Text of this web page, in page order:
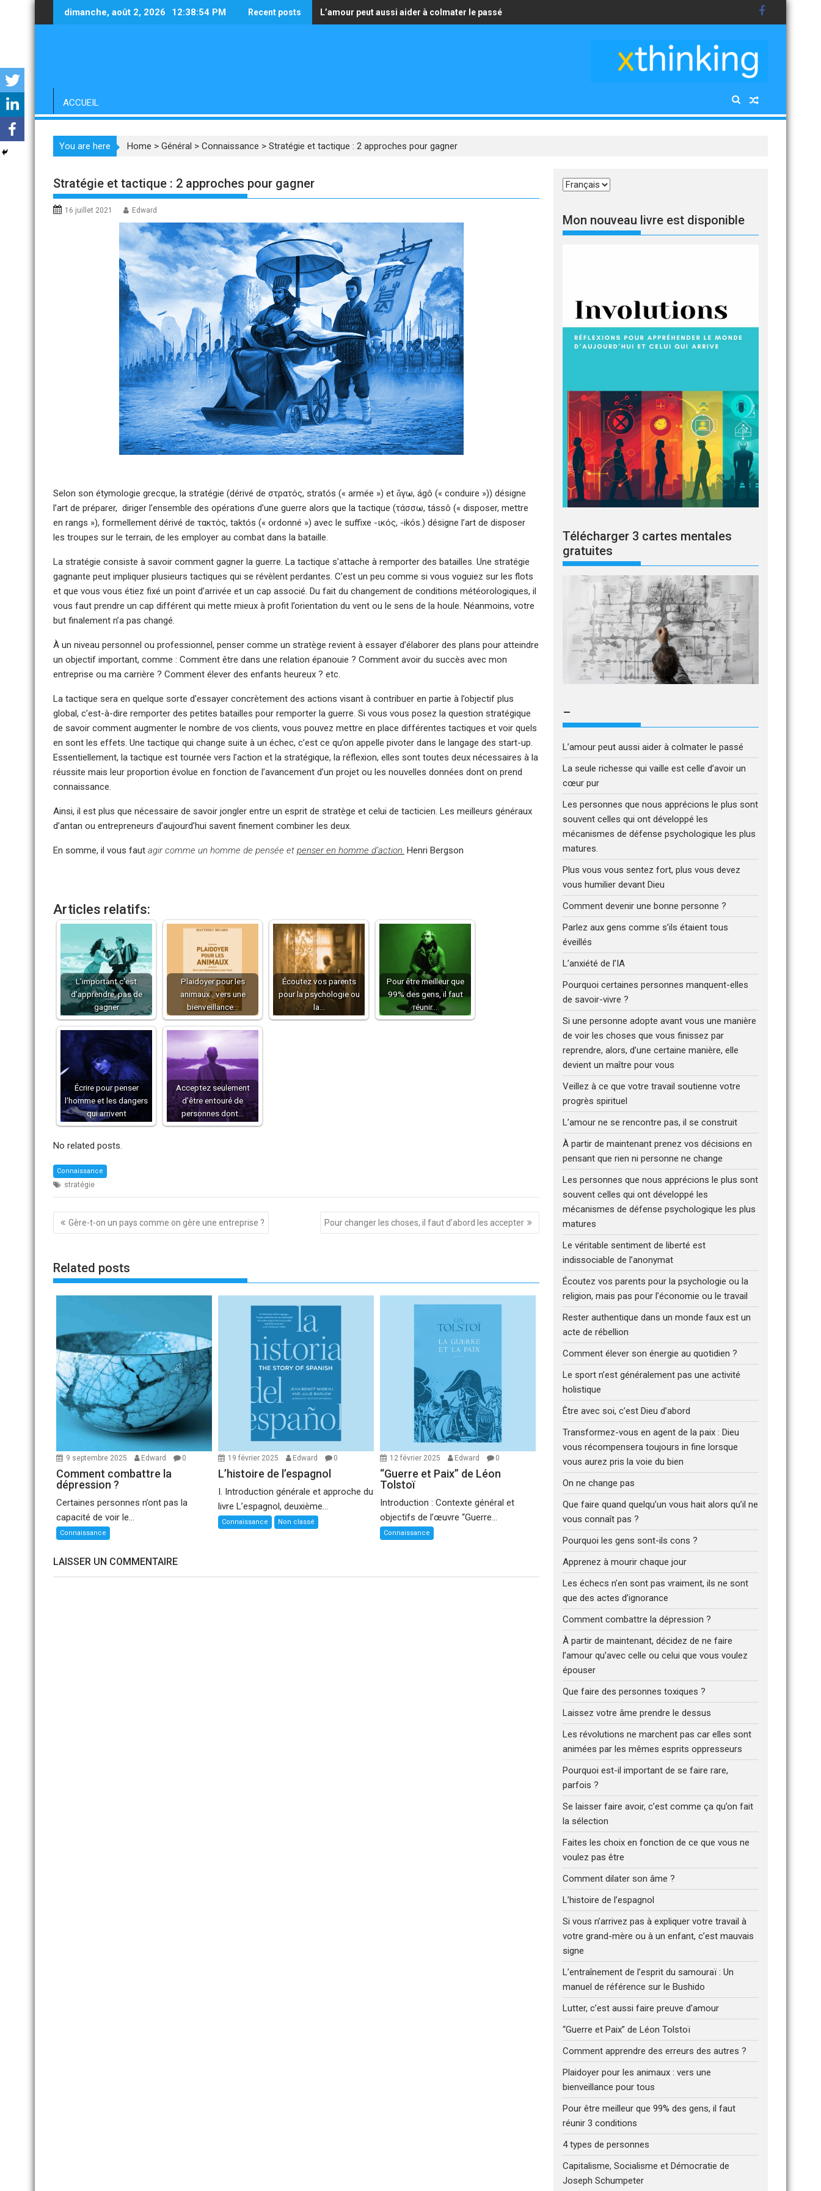
dimanche, août 2, 2026 12:38:55 PM Recent posts L’amour peut aussi aider à colmater le passé
La seule richesse qui vaille est celle d’avoir un cœur pur
ACCUEIL
You are here Home > Général > Connaissance > Stratégie et tactique : 2 approches pour gagner
Stratégie et tactique : 2 approches pour gagner
16 juillet 2021 Edward
Selon son étymologie grecque, la stratégie (dérivé de στρατός, stratós (« armée ») et ἄγω, ágô (« conduire »)) désigne
l’art de préparer, diriger l’ensemble des opérations d’une guerre alors que la tactique (τάσσω, tássô (« disposer, mettre
en rangs »), formellement dérivé de τακτός, taktós (« ordonné ») avec le suffixe -ικός, -ikós.) désigne l’art de disposer
les troupes sur le terrain, de les employer au combat dans la bataille.
La stratégie consiste à savoir comment gagner la guerre. La tactique s’attache à remporter des batailles. Une stratégie
gagnante peut impliquer plusieurs tactiques qui se révèlent perdantes. C’est un peu comme si vous voguiez sur les flots
et que vous vous étiez fixé un point d’arrivée et un cap associé. Du fait du changement de conditions météorologiques, il
vous faut prendre un cap différent qui mette mieux à profit l’orientation du vent ou le sens de la houle. Néanmoins, votre
but finalement n’a pas changé.
À un niveau personnel ou professionnel, penser comme un stratège revient à essayer d’élaborer des plans pour atteindre
un objectif important, comme : Comment être dans une relation épanouie ? Comment avoir du succès avec mon
entreprise ou ma carrière ? Comment élever des enfants heureux ? etc.
La tactique sera en quelque sorte d’essayer concrètement des actions visant à contribuer en partie à l’objectif plus
global, c’est-à-dire remporter des petites batailles pour remporter la guerre. Si vous vous posez la question stratégique
de savoir comment augmenter le nombre de vos clients, vous pouvez mettre en place différentes tactiques et voir quels
en sont les effets. Une tactique qui change suite à un échec, c’est ce qu’on appelle pivoter dans le langage des start-up.
Essentiellement, la tactique est tournée vers l’action et la stratégique, la réflexion, elles sont toutes deux nécessaires à la
réussite mais leur proportion évolue en fonction de l’avancement d’un projet ou les nouvelles données dont on prend
connaissance.
Ainsi, il est plus que nécessaire de savoir jongler entre un esprit de stratège et celui de tacticien. Les meilleurs généraux
d’antan ou entrepreneurs d’aujourd’hui savent finement combiner les deux.
En somme, il vous faut agir comme un homme de pensée et penser en homme d’action. Henri Bergson
Articles relatifs:
L'important c'est
d'apprendre, pas de
gagner
Plaidoyer pour les
animaux : vers une
bienveillance…
Écoutez vos parents
pour la psychologie ou
la…
Pour être meilleur que
99% des gens, il faut
réunir…
Écrire pour penser
l'homme et les dangers
qui arrivent
Acceptez seulement
d’être entouré de
personnes dont…
No related posts.
Connaissance
stratégie
Navigation
de
Gère-t-on un pays comme on gère une entreprise ? Pour changer les choses, il faut d’abord les accepter
Related posts
9 septembre 2025 Edward 0
Comment combattre la
dépression ?
Certaines personnes n’ont pas la
capacité de voir le...
Connaissance
19 février 2025 Edward 0
L’histoire de l’espagnol
I. Introduction générale et approche du
livre L’espagnol, deuxième...
Connaissance Non classé
12 février 2025 Edward 0
“Guerre et Paix” de Léon
Tolstoï
Introduction : Contexte général et
objectifs de l’œuvre “Guerre...
Connaissance
LAISSER UN COMMENTAIRE
Choisir
langue
Mon nouveau livre est disponible
Télécharger 3 cartes mentales
gratuites
–
L’amour peut aussi aider à colmater le passé
La seule richesse qui vaille est celle d’avoir un
cœur pur
Les personnes que nous apprécions le plus sont
souvent celles qui ont développé les
mécanismes de défense psychologique les plus
matures.
Plus vous vous sentez fort, plus vous devez
vous humilier devant Dieu
Comment devenir une bonne personne ?
Parlez aux gens comme s’ils étaient tous
éveillés
L’anxiété de l’IA
Pourquoi certaines personnes manquent-elles
de savoir-vivre ?
Si une personne adopte avant vous une manière
de voir les choses que vous finissez par
reprendre, alors, d’une certaine manière, elle
devient un maître pour vous
Veillez à ce que votre travail soutienne votre
progrès spirituel
L’amour ne se rencontre pas, il se construit
À partir de maintenant prenez vos décisions en
pensant que rien ni personne ne change
Les personnes que nous apprécions le plus sont
souvent celles qui ont développé les
mécanismes de défense psychologique les plus
matures
Le véritable sentiment de liberté est
indissociable de l’anonymat
Écoutez vos parents pour la psychologie ou la
religion, mais pas pour l’économie ou le travail
Rester authentique dans un monde faux est un
acte de rébellion
Comment élever son énergie au quotidien ?
Le sport n’est généralement pas une activité
holistique
Être avec soi, c’est Dieu d’abord
Transformez-vous en agent de la paix : Dieu
vous récompensera toujours in fine lorsque
vous aurez pris la voie du bien
On ne change pas
Que faire quand quelqu’un vous hait alors qu’il ne
vous connaît pas ?
Pourquoi les gens sont-ils cons ?
Apprenez à mourir chaque jour
Les échecs n’en sont pas vraiment, ils ne sont
que des actes d’ignorance
Comment combattre la dépression ?
À partir de maintenant, décidez de ne faire
l’amour qu’avec celle ou celui que vous voulez
épouser
Que faire des personnes toxiques ?
Laissez votre âme prendre le dessus
Les révolutions ne marchent pas car elles sont
animées par les mêmes esprits oppresseurs
Pourquoi est-il important de se faire rare,
parfois ?
Se laisser faire avoir, c’est comme ça qu’on fait
la sélection
Faites les choix en fonction de ce que vous ne
voulez pas être
Comment dilater son âme ?
L’histoire de l’espagnol
Si vous n’arrivez pas à expliquer votre travail à
votre grand-mère ou à un enfant, c’est mauvais
signe
L’entraînement de l’esprit du samouraï : Un
manuel de référence sur le Bushido
Lutter, c’est aussi faire preuve d’amour
“Guerre et Paix” de Léon Tolstoï
Comment apprendre des erreurs des autres ?
Plaidoyer pour les animaux : vers une
bienveillance pour tous
Pour être meilleur que 99% des gens, il faut
réunir 3 conditions
4 types de personnes
Capitalisme, Socialisme et Démocratie de
Joseph Schumpeter